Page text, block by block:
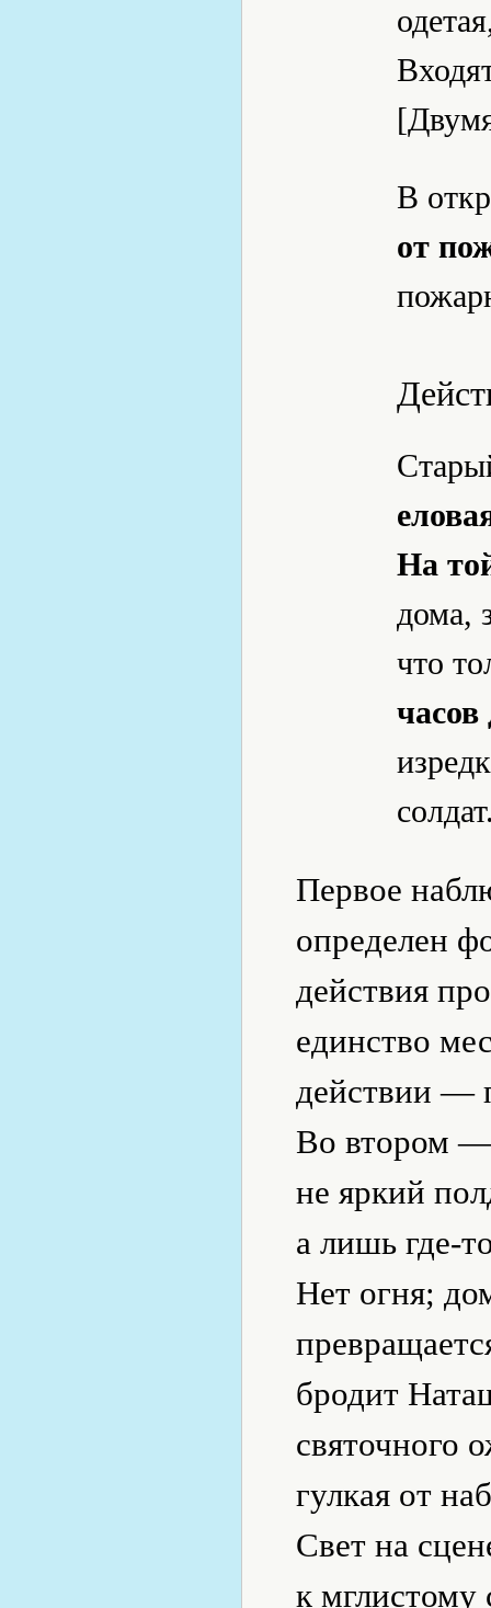
В
от
На
дома,
что
часов
Первое
определен
действия
единство
действии —
Во втором —
не яркий
а лишь где-
Нет огня;
бродит
святочного
гулкая от
Свет на
к мглистому